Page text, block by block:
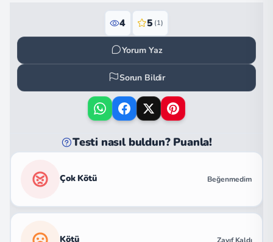
4 5 (1)
Yorum Yaz
Sorun Bildir
Testi nasıl buldun? Puanla!
Çok Kötü Beğenmedim
Kötü